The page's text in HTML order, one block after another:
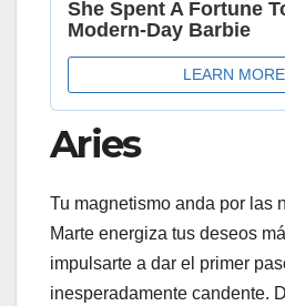
Aries
Tu magnetismo anda por las
Marte energiza tus deseos
impulsarte a dar el primer
inesperadamente candente.